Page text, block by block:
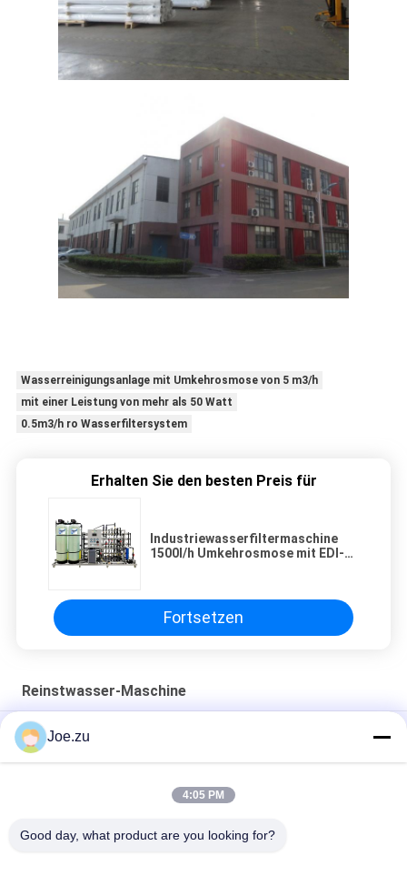
Wasserreinigungsanlage mit Umkehrosmose von 5 m3/h
mit einer Leistung von mehr als 50 Watt
0.5m3/h ro Wasserfiltersystem
Erhalten Sie den besten Preis für
Industriewasserfiltermaschine
1500l/h Umkehrosmose mit EDI-
Fortsetzen
Reinstwasser-Maschine
2000L/h Ultrareine Wassermaschine zur Entsalzung
EDI-Reinigungssystem für die pharmazeutische Industrie
Industriewasserfiltermaschine 1500l/h Umkehrosmose mit
Joe.zu
4:05 PM
Good day, what product are you looking for?